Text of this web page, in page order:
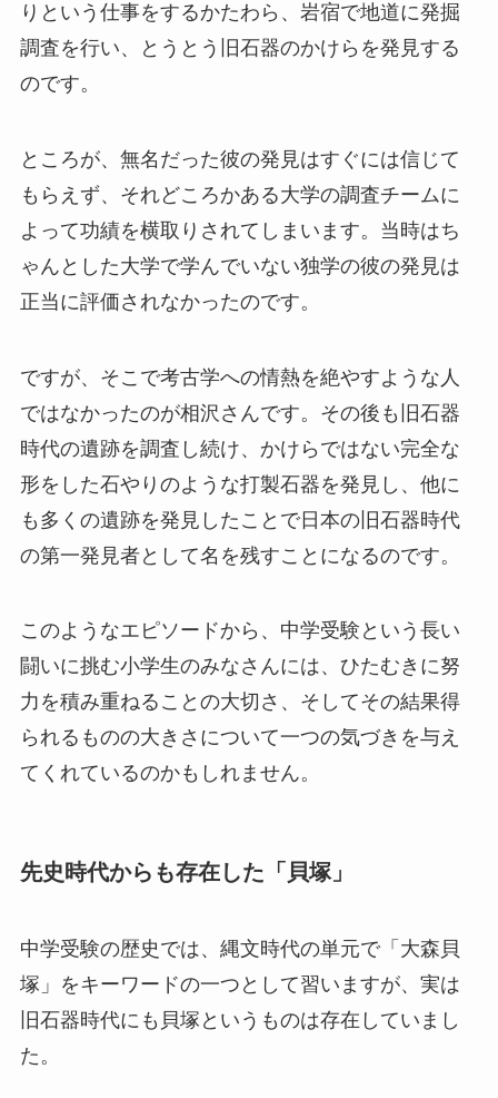
りという仕事をするかたわら、岩宿で地道に発掘
調査を行い、とうとう旧石器のかけらを発見する
のです。
ところが、無名だった彼の発見はすぐには信じて
もらえず、それどころかある大学の調査チームに
よって功績を横取りされてしまいます。当時はち
ゃんとした大学で学んでいない独学の彼の発見は
正当に評価されなかったのです。
ですが、そこで考古学への情熱を絶やすような人
ではなかったのが相沢さんです。その後も旧石器
時代の遺跡を調査し続け、かけらではない完全な
形をした石やりのような打製石器を発見し、他に
も多くの遺跡を発見したことで日本の旧石器時代
の第一発見者として名を残すことになるのです。
このようなエピソードから、中学受験という長い
闘いに挑む小学生のみなさんには、ひたむきに努
力を積み重ねることの大切さ、そしてその結果得
られるものの大きさについて一つの気づきを与え
てくれているのかもしれません。
先史時代からも存在した「貝塚」
中学受験の歴史では、縄文時代の単元で「大森貝
塚」をキーワードの一つとして習いますが、実は
旧石器時代にも貝塚というものは存在していまし
た。